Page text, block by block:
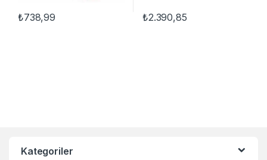
₺738,99 ₺2.390,85
Kategoriler